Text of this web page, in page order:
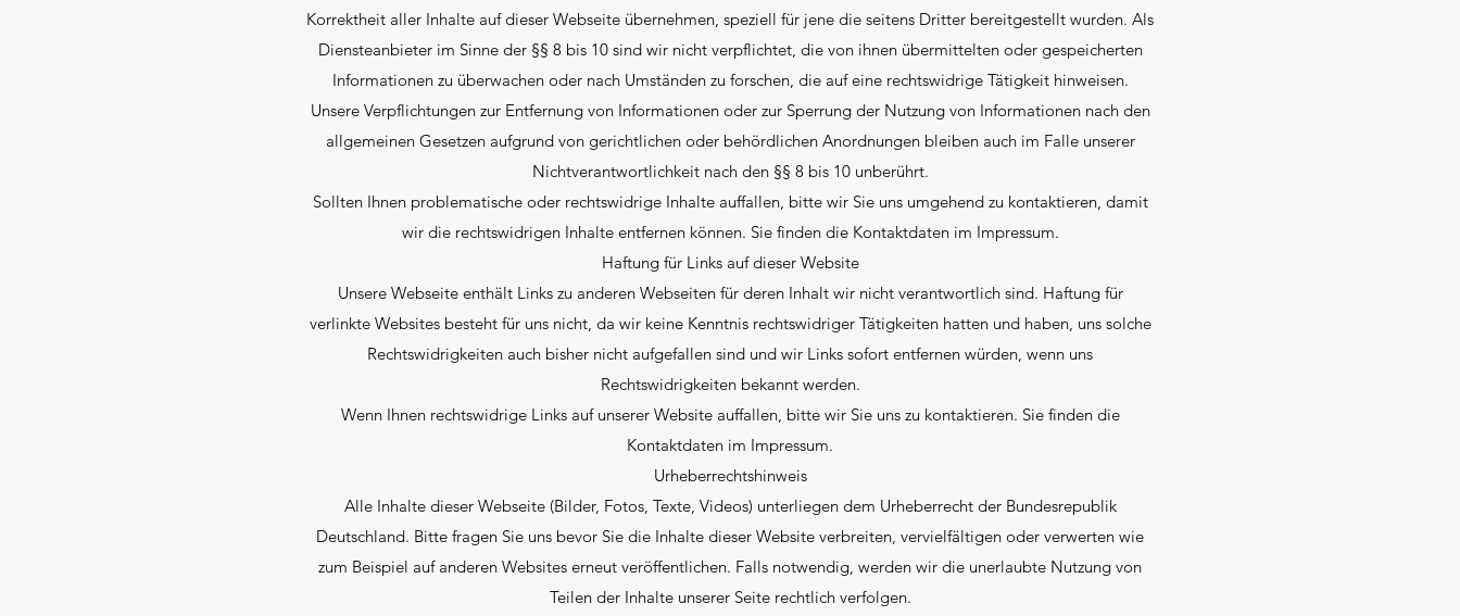
Korrektheit aller Inhalte auf dieser Webseite übernehmen, speziell für jene die seitens Dritter bereitgestellt wurden. Als
Diensteanbieter im Sinne der §§ 8 bis 10 sind wir nicht verpflichtet, die von ihnen übermittelten oder gespeicherten
Informationen zu überwachen oder nach Umständen zu forschen, die auf eine rechtswidrige Tätigkeit hinweisen.
Unsere Verpflichtungen zur Entfernung von Informationen oder zur Sperrung der Nutzung von Informationen nach den
allgemeinen Gesetzen aufgrund von gerichtlichen oder behördlichen Anordnungen bleiben auch im Falle unserer
Nichtverantwortlichkeit nach den §§ 8 bis 10 unberührt.
Sollten Ihnen problematische oder rechtswidrige Inhalte auffallen, bitte wir Sie uns umgehend zu kontaktieren, damit
wir die rechtswidrigen Inhalte entfernen können. Sie finden die Kontaktdaten im Impressum.
Haftung für Links auf dieser Website
Unsere Webseite enthält Links zu anderen Webseiten für deren Inhalt wir nicht verantwortlich sind. Haftung für
verlinkte Websites besteht für uns nicht, da wir keine Kenntnis rechtswidriger Tätigkeiten hatten und haben, uns solche
Rechtswidrigkeiten auch bisher nicht aufgefallen sind und wir Links sofort entfernen würden, wenn uns
Rechtswidrigkeiten bekannt werden.
Wenn Ihnen rechtswidrige Links auf unserer Website auffallen, bitte wir Sie uns zu kontaktieren. Sie finden die
Kontaktdaten im Impressum.
Urheberrechtshinweis
Alle Inhalte dieser Webseite (Bilder, Fotos, Texte, Videos) unterliegen dem Urheberrecht der Bundesrepublik
Deutschland. Bitte fragen Sie uns bevor Sie die Inhalte dieser Website verbreiten, vervielfältigen oder verwerten wie
zum Beispiel auf anderen Websites erneut veröffentlichen. Falls notwendig, werden wir die unerlaubte Nutzung von
Teilen der Inhalte unserer Seite rechtlich verfolgen.